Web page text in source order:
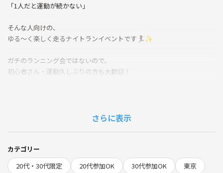
「1人だと運動が続かない」
そんな人向けの、
ゆる〜く楽しく走るナイトランイベントです🏃‍♀️✨
ガチのランニング会ではないので、
初心者さん・運動久しぶりの方も大歓迎！
誰も置いていきません✨
さらに表示
カテゴリー
20代・30代限定
20代参加OK 30代参加OK
東京